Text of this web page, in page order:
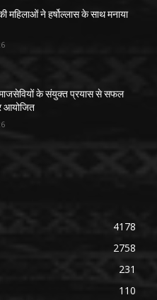
महिलाओं ने हर्षोल्लास के साथ मनाया
के संयुक्त प्रयास से सफल
आयोजित
4178
2758
231
110